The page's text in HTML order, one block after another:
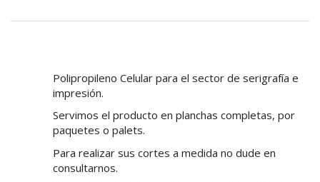
Polipropileno Celular para el sector de serigrafía e
impresión.
Servimos el producto en planchas completas, por
paquetes o palets.
Para realizar sus cortes a medida no dude en
consultarnos.